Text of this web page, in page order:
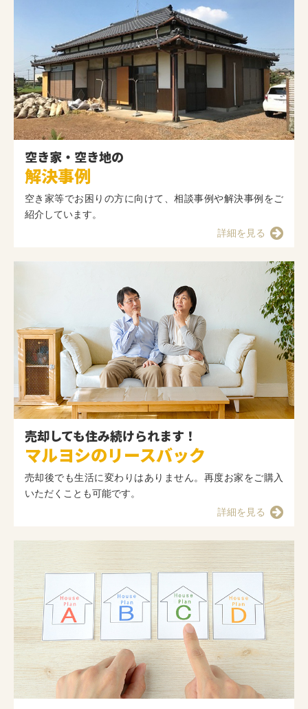
空き家・空き地の
解決事例
空き家等でお困りの方に向けて、相談事例や解決事例をご
紹介しています。
詳細を見る
売却しても住み続けられます！
マルヨシのリースバック
売却後でも生活に変わりはありません。再度お家をご購入
いただくことも可能です。
詳細を見る